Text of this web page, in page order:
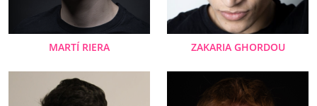
MARTÍ RIERA ZAKARIA GHORDOU